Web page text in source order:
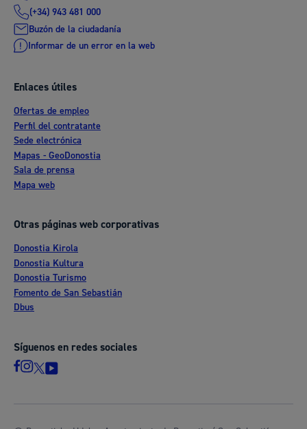
(+34) 943 481 000
Buzón de la ciudadanía
Informar de un error en la web
Enlaces útiles
Ofertas de empleo
Perfil del contratante
Sede electrónica
Mapas - GeoDonostia
Sala de prensa
Mapa web
Otras páginas web corporativas
Donostia Kirola
Donostia Kultura
Donostia Turismo
Fomento de San Sebastián
Dbus
Síguenos en redes sociales